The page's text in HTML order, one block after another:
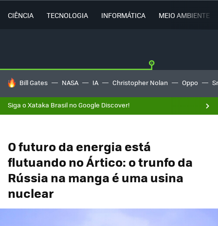
CIÊNCIA TECNOLOGIA INFORMÁTICA MEIO AMBIENTE
TENDÊNCIAS DO DIA
Bill Gates NASA IA Christopher Nolan Oppo
Siga o Xataka Brasil no Google Discover!
O futuro da energia está
flutuando no Ártico: o trunfo da
Rússia na manga é uma usina
nuclear